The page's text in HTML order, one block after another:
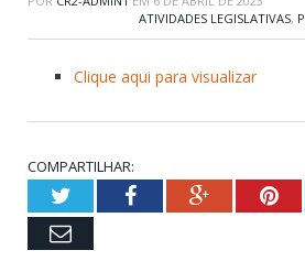
ATIVIDADES LEGISLATIVAS,
Clique aqui para visualizar
COMPARTILHAR:
TwitterFacebookGoogle+
Email